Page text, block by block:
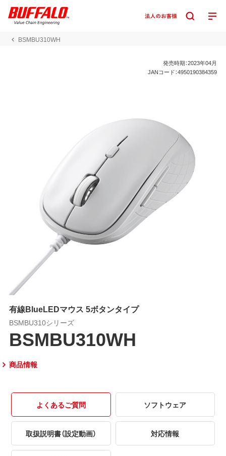
BSMBU310WH
発売時期：2023年04月
JANコード：4950190384359
有線BlueLEDマウス 5ボタンタイプ
BSMBU310シリーズ
BSMBU310WH
商品情報
よくあるご質問 ソフトウェア
取扱説明書（設定動画） 対応情報